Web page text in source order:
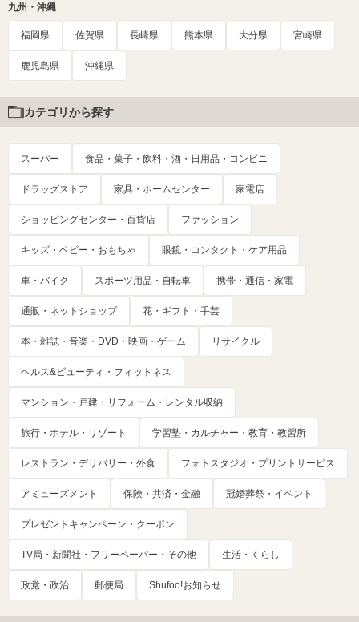
九州・沖縄
福岡県 佐賀県 長崎県 熊本県 大分県 宮崎県
鹿児島県 沖縄県
カテゴリから探す
スーパー 食品・菓子・飲料・酒・日用品・コンビニ
ドラッグストア 家具・ホームセンター 家電店
ショッピングセンター・百貨店 ファッション
キッズ・ベビー・おもちゃ 眼鏡・コンタクト・ケア用品
車・バイク スポーツ用品・自転車 携帯・通信・家電
通販・ネットショップ 花・ギフト・手芸
本・雑誌・音楽・DVD・映画・ゲーム リサイクル
ヘルス&ビューティ・フィットネス
マンション・戸建・リフォーム・レンタル収納
旅行・ホテル・リゾート 学習塾・カルチャー・教育・教習所
レストラン・デリバリー・外食 フォトスタジオ・プリントサービス
アミューズメント 保険・共済・金融 冠婚葬祭・イベント
プレゼントキャンペーン・クーポン
TV局・新聞社・フリーペーパー・その他 生活・くらし
政党・政治 郵便局 Shufoo!お知らせ